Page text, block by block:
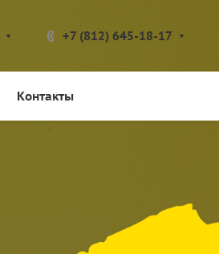
+7 (812) 645-18-17
Контакты